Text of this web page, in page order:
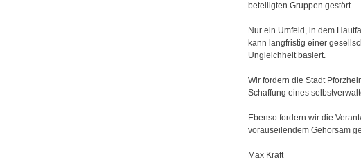
beteiligten Gruppen gestört.
Nur ein Umfeld, in dem
kann langfristig einer
Ungleichheit basiert.
Wir fordern die Stadt
Schaffung eines
Ebenso fordern wir die
vorauseilendem Gehorsam
Max Kraft